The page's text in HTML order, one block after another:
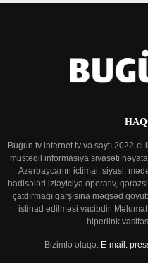
Bugun.tv internet tv və saytı 2022-
müstəqil informasiya siyasəti
Azərbaycanın ictimai, siyasi,
hadisələri izləyiciyə operativ,
çatdırmağı qarşısına məqsəd
istinad edilməsi vacibdir.
hiperlink
Bizimlə əlaqə: E-mail: